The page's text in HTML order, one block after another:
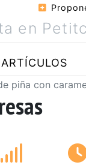
ARTÍCULOS
piña con